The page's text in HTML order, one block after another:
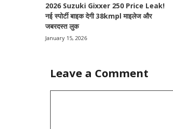
2026 Suzuki Gixxer 250 Price Leak!
नई स्पोर्टी बाइक देगी 38kmpl माइलेज और
जबरदस्त लुक
January 15, 2026
Leave a Comment